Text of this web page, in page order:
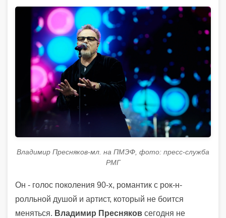
Владимир Пресняков-мл. на ПМЭФ, фото: пресс-служба
РМГ
Он - голос поколения 90-х, романтик с рок-н-
ролльной душой и артист, который не боится
меняться. Владимир Пресняков сегодня не